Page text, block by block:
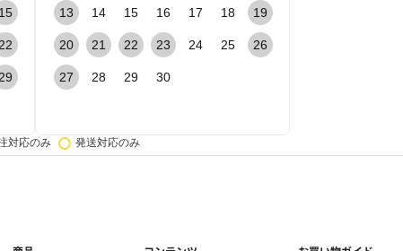
善等お客様に有用と思われる情報提供のための郵便物、電話、電子メール等による
ため
頼や各種イベントへの参加を依頼し、その結果などを報告するため
ェブサイトへのアクセス履歴、購入履歴を含む利用者の行動、入力情報その他の
ス、各種問い合わせ対応のため
15
22
29
13 14 15 16 17 18 19
20 21 22 23 24 25 26
27 28 29 30
対応のみ 発送対応のみ